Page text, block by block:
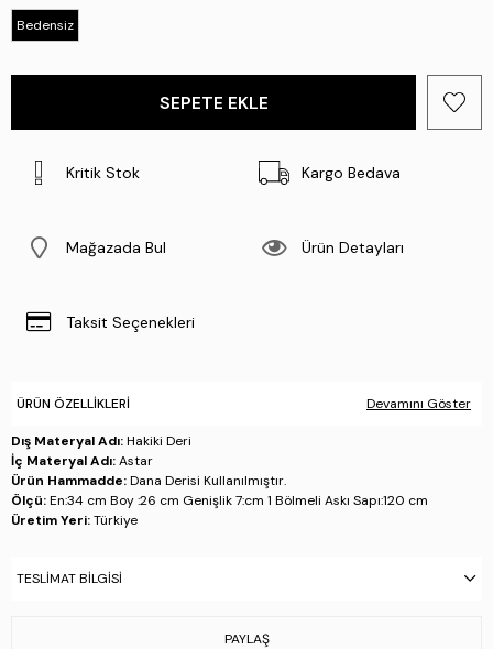
Bedensiz
Kritik Stok Kargo Bedava
Mağazada Bul Ürün Detayları
Taksit Seçenekleri
ÜRÜN ÖZELLIKLERI Devamını Göster
Dış Materyal Adı:Hakiki Deri
İç Materyal Adı:Astar
Ürün Hammadde:Dana Derisi Kullanılmıştır.
Ölçü:En:34 cm Boy :26 cm Genişlik 7:cm 1 Bölmeli Askı Sapı:120 cm
Üretim Yeri:Türkiye
TESLIMAT BILGISI
PAYLAŞ